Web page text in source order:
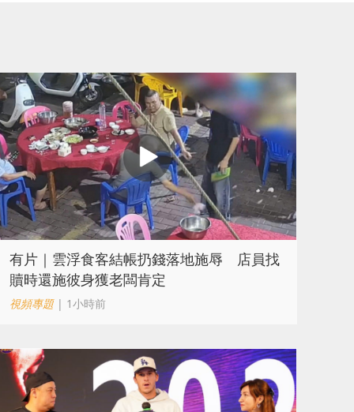
​有片｜雲浮食客結帳扔錢落地施辱 店員找
贖時還施彼身獲老闆肯定
視頻專題| 1小時前